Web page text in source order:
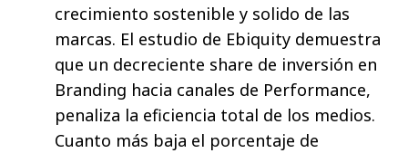
crecimiento sostenible y solido de las
marcas. El estudio de Ebiquity demuestra
que un decreciente share de inversión en
Branding hacia canales de Performance,
penaliza la eficiencia total de los medios.
Cuanto más baja el porcentaje de